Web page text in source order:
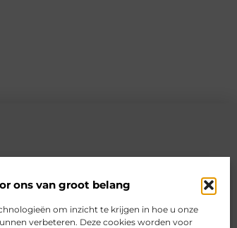
ons van groot belang
om inzicht te krijgen in hoe u onze
verbeteren. Deze cookies worden voor